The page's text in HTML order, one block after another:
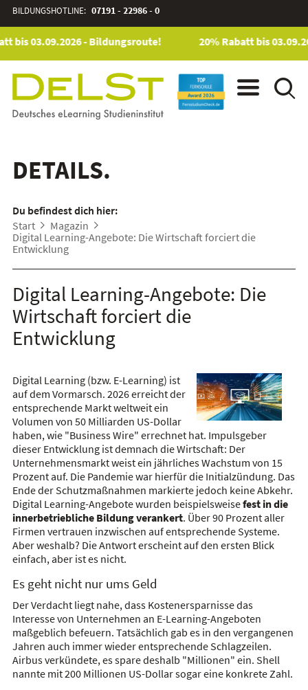
BILDUNGSHOTLINE: 07191 - 22986 - 0
bis 03.09.2026 - Bildungsroute! 20% Rabatt bis
DETAILS.
Du befindest dich hier:
Start
Magazin
Digital Learning-Angebote: Die Wirtschaft forciert die
Entwicklung
Digital Learning-Angebote: Die
Wirtschaft forciert die
Entwicklung
Digital Learning (bzw. E-Learning) ist
auf dem Vormarsch. 2026 erreicht der
entsprechende Markt weltweit ein
Volumen von 50 Milliarden US-Dollar
haben, wie "Business Wire" errechnet hat. Impulsgeber
dieser Entwicklung ist demnach die Wirtschaft: Der
Unternehmensmarkt weist ein jährliches Wachstum von 15
Prozent auf. Die Pandemie war hierfür die Initialzündung. Das
Ende der Schutzmaßnahmen markierte jedoch keine Abkehr.
Digital Learning-Angebote wurden beispielsweisefest in die
innerbetriebliche Bildung verankert. Über 90 Prozent aller
Firmen vertrauen inzwischen auf entsprechende Systeme.
Aber weshalb? Die Antwort erscheint auf den ersten Blick
einfach, aber ist es nicht.
Es geht nicht nur ums Geld
Der Verdacht liegt nahe, dass Kostenersparnisse das
Interesse von Unternehmen an E-Learning-Angeboten
maßgeblich befeuern. Tatsächlich gab es in den vergangenen
Jahren auch immer wieder entsprechende Schlagzeilen.
Airbus verkündete, es spare deshalb "Millionen" ein. Shell
nannte mit 200 Millionen US-Dollar sogar eine konkrete Zahl.